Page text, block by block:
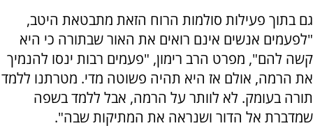
גם בתוך פעילות סולמות הרוח הזאת מתבטאת היטב,
"לפעמים אנשים אינם רואים את האור שבתורה כי היא
קשה להם", מפרט הרב רימון, "פעמים רבות ינסו להנמיך
את הרמה, אולם אז היא תהיה פשוטה מדי. מטרתנו ללמד
תורה בעומק. לא לוותר על הרמה, אבל ללמד בשפה
שמדברת אל הדור ושנראה את המתיקות שבה".